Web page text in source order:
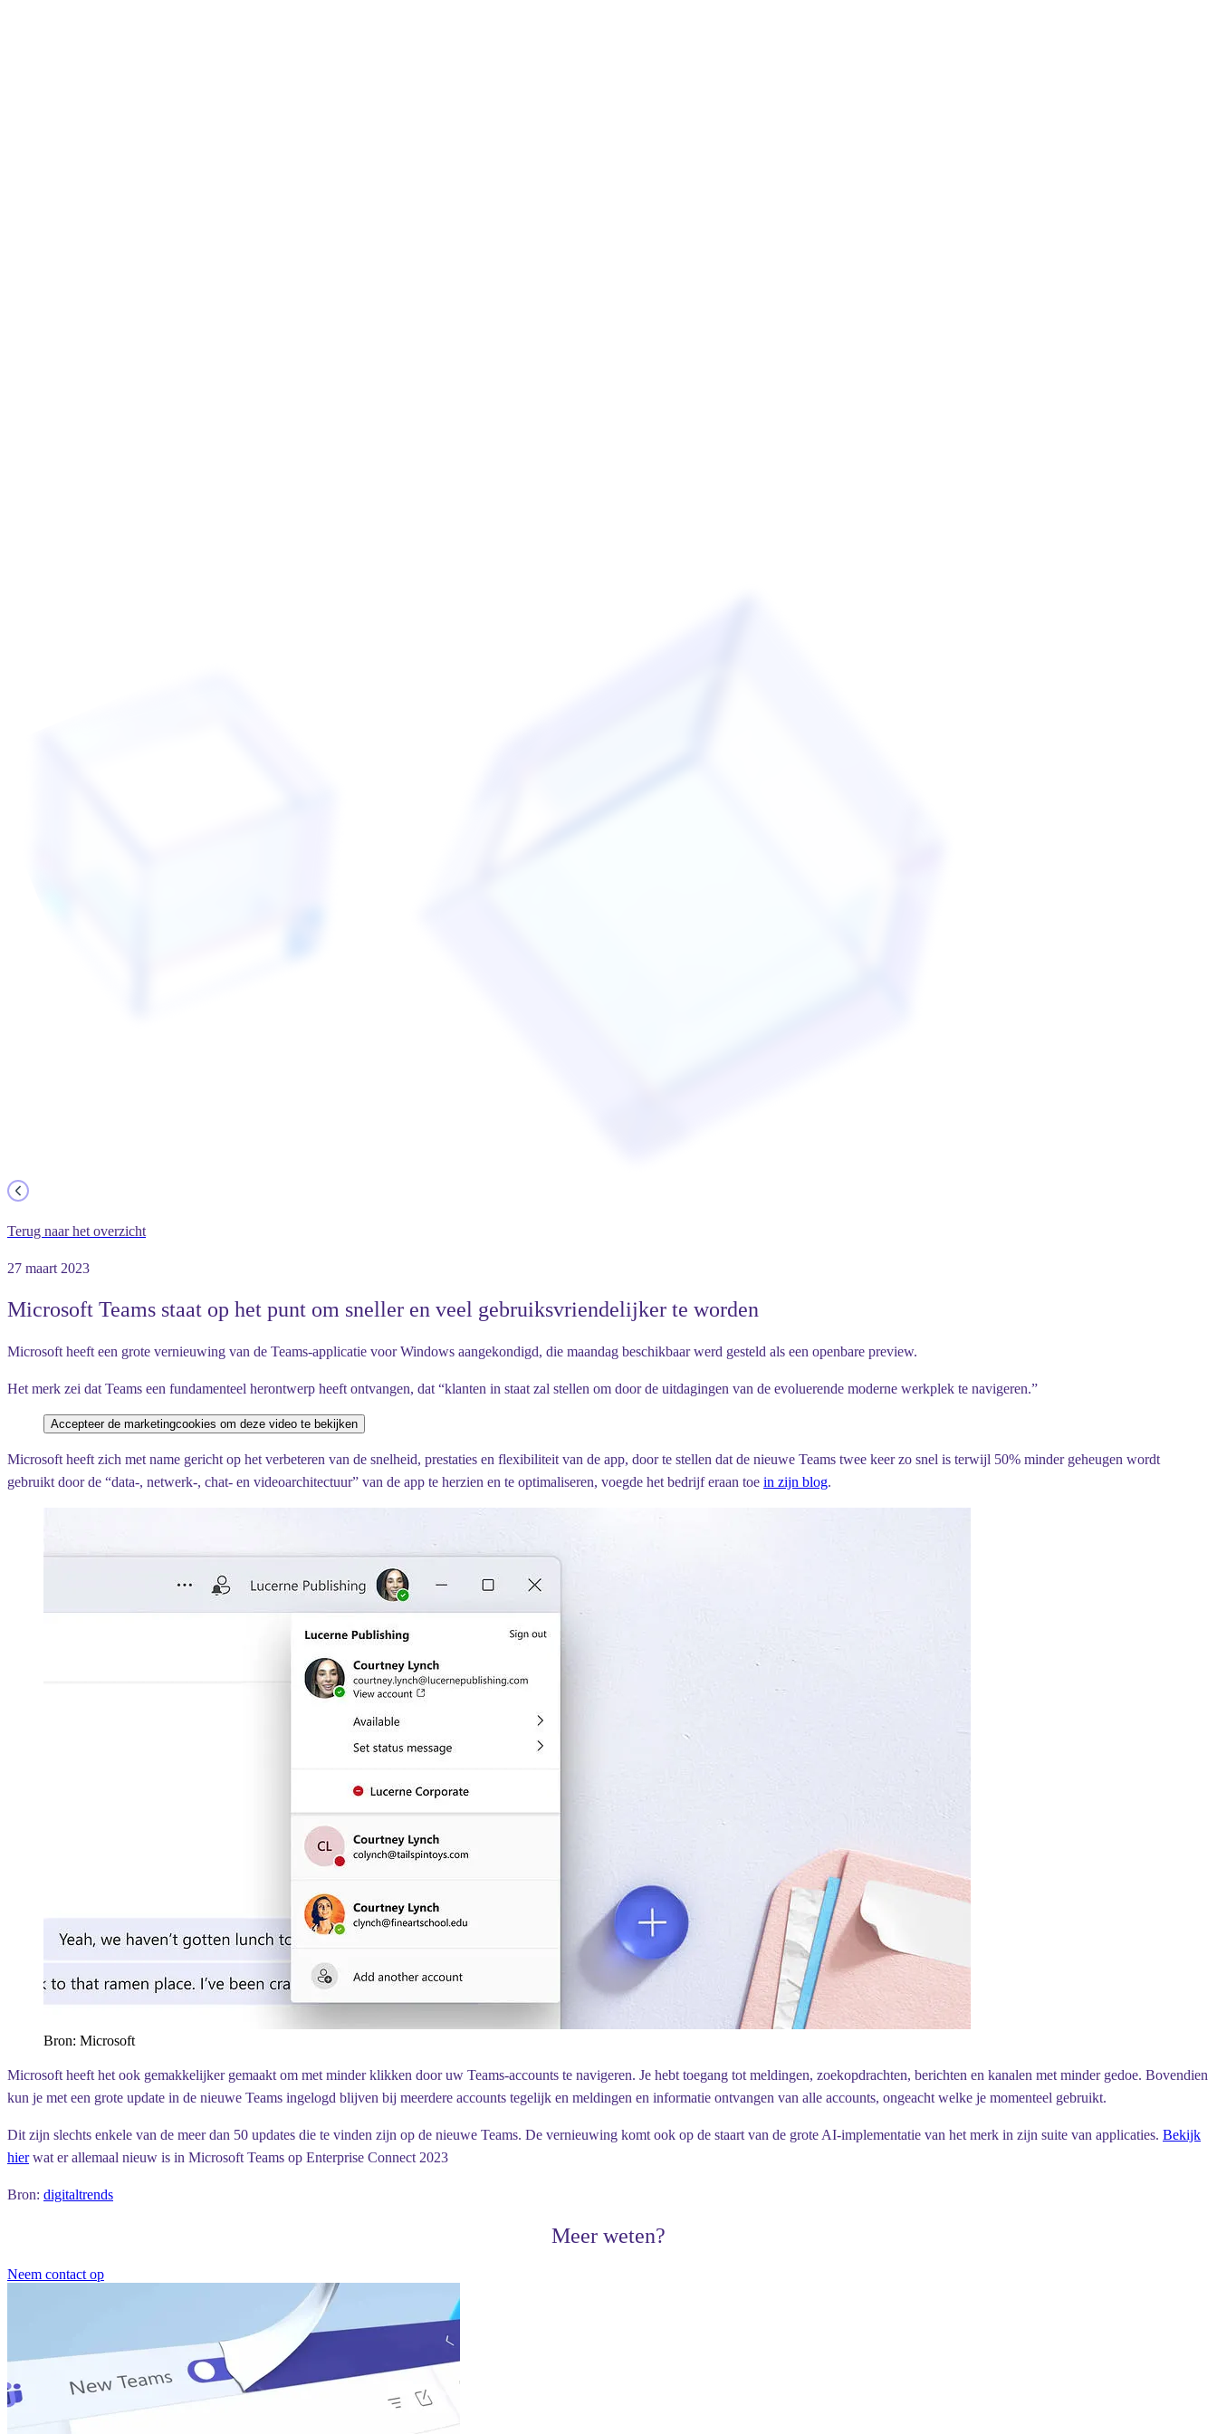
Terug naar het overzicht
27 maart 2023
Microsoft Teams staat op het punt om sneller en veel gebruiksvriendelijker te worden
Microsoft heeft een grote vernieuwing van de Teams-applicatie voor Windows aangekondigd, die maandag beschikbaar werd gesteld als een openbare preview.
Het merk zei dat Teams een fundamenteel herontwerp heeft ontvangen, dat “klanten in staat zal stellen om door de uitdagingen van de evoluerende moderne werkplek te navigeren.”
Accepteer de marketingcookies om deze video te bekijken
Microsoft heeft zich met name gericht op het verbeteren van de snelheid, prestaties en flexibiliteit van de app, door te stellen dat de nieuwe Teams twee keer zo snel is terwijl 50% minder geheugen wordt
gebruikt door de “data-, netwerk-, chat- en videoarchitectuur” van de app te herzien en te optimaliseren, voegde het bedrijf eraan toe in zijn blog.
Bron: Microsoft
Microsoft heeft het ook gemakkelijker gemaakt om met minder klikken door uw Teams-accounts te navigeren. Je hebt toegang tot meldingen, zoekopdrachten, berichten en kanalen met minder gedoe. Bovendien
kun je met een grote update in de nieuwe Teams ingelogd blijven bij meerdere accounts tegelijk en meldingen en informatie ontvangen van alle accounts, ongeacht welke je momenteel gebruikt.
Dit zijn slechts enkele van de meer dan 50 updates die te vinden zijn op de nieuwe Teams. De vernieuwing komt ook op de staart van de grote AI-implementatie van het merk in zijn suite van applicaties. Bekijk
hierwat er allemaal nieuw is in Microsoft Teams op Enterprise Connect 2023
Bron: digitaltrends
Meer weten?
Neem contact op